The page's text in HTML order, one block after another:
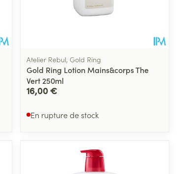
Atelier Rebul, Gold Ring
Gold Ring Lotion Mains&corps The
Vert 250ml
16,00 €
En rupture de stock